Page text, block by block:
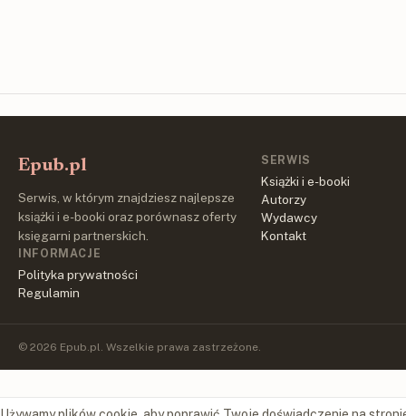
Epub.pl
Serwis, w którym znajdziesz najlepsze
książki i e-booki oraz porównasz oferty
księgarni partnerskich.
SERWIS
Książki i e-booki
Autorzy
Wydawcy
Kontakt
INFORMACJE
Polityka prywatności
Regulamin
© 2026 Epub.pl. Wszelkie prawa zastrzeżone.